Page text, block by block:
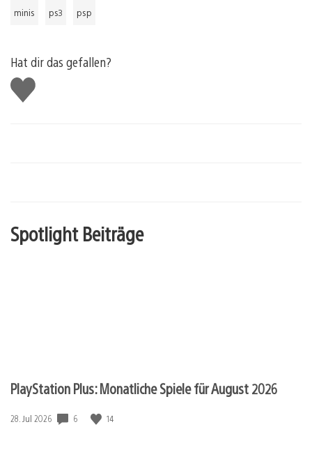
minis ps3 psp
Hat dir das gefallen?
Gefällt
mir
Spotlight Beiträge
PlayStation Plus: Monatliche Spiele für August 2026
Veröffentlichungsdatum:
28. Jul 2026 6 14